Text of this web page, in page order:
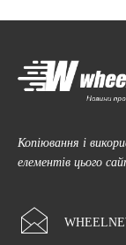
Копіювання і
елементів цього